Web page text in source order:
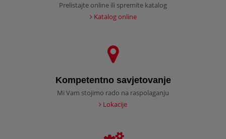
Prelistajte online ili spremite katalog
Katalog online
Kompetentno savjetovanje
Mi Vam stojimo rado na raspolaganju
Lokacije